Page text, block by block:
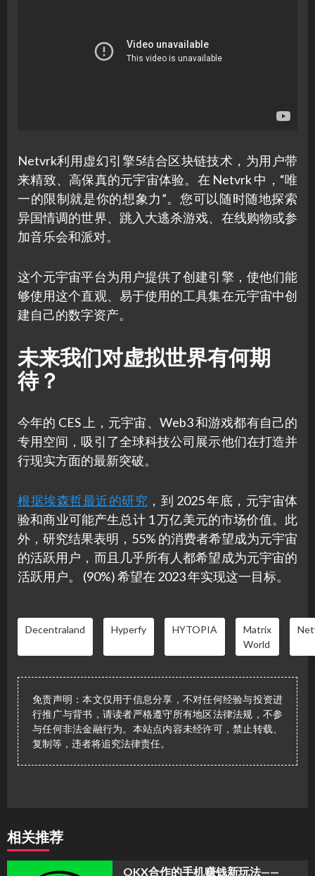
Netvrk利用虚幻引擎5结合区块链技术，为用户带
来精致、高保真的元宇宙体验。在 Netvrk 中，“唯
一的限制就是你的想象力”。您可以随时随地探索
异国情调的世界、跳入大逃杀游戏、在线购物或参
加音乐会和派对。
这个元宇宙平台为用户提供了创建引擎，使他们能
够使用这个直观、易于使用的工具集在元宇宙中创
建自己的数字资产。
未来我们对虚拟世界有何期
待？
今年的 CES 上，元宇宙、Web3 和游戏都有自己的
专用空间，吸引了全球科技公司展示他们在打造并
行现实方面的最新突破。
根据埃森哲最近的研究 ，到 2025 年底，元宇宙体
验和商业可能产生总计 1 万亿美元的市场价值。此
外，研究结果表明，55% 的消费者希望成为元宇宙
的活跃用户，而且几乎所有人都希望成为元宇宙的
活跃用户。 (90%) 希望在 2023 年实现这一目标。
Decentraland Hyperfy HYTOPIA
Matrix
World
免责声明：本文仅用于信息分享，不对任何经验与投资进
行推广与背书，请读者严格遵守所有地区法律法规，不参
与任何非法金融行为。本站点内容未经许可，禁止转载、
复制等，违者将追究法律责任。
相关推荐
OKX合作的手机赚钱新玩法——